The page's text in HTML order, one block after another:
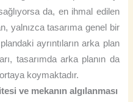
da, en ihmal edilen
yalnızca tasarıma genel bir
ayrıntıların arka plan
tasarımda arka planın da
koymaktadır.
ve mekanın algılanması